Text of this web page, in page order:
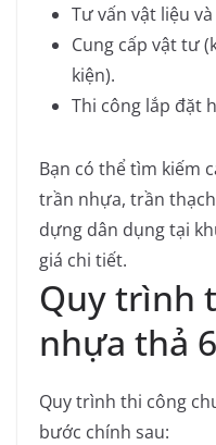
Tư vấn vật liệu
Cung cấp vật tư
kiện).
Thi công lắp đặt
Bạn có thể tìm kiếm
trần nhựa, trần
dựng dân dụng tại
giá chi tiết.
Quy trình
nhựa thả
Quy trình thi công
bước chính sau: